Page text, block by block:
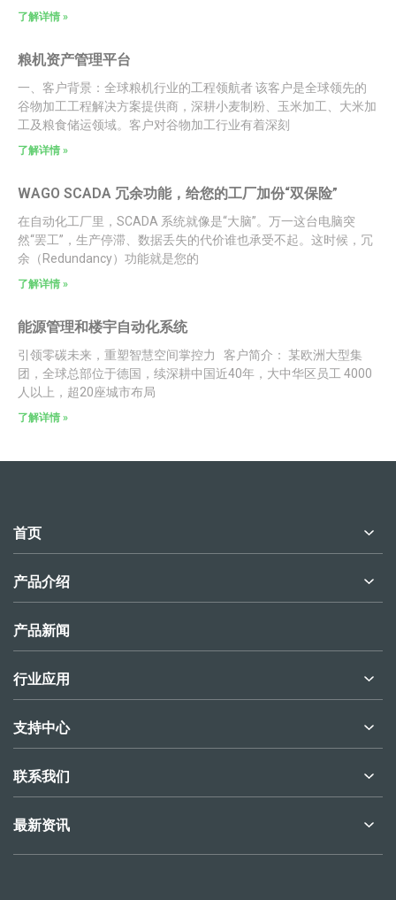
了解详情 »
粮机资产管理平台
一、客户背景：全球粮机行业的工程领航者 该客户是全球领先的
谷物加工工程解决方案提供商，深耕小麦制粉、玉米加工、大米加
工及粮食储运领域。客户对谷物加工行业有着深刻
了解详情 »
WAGO SCADA 冗余功能，给您的工厂加份“双保险”
在自动化工厂里，SCADA 系统就像是“大脑”。万一这台电脑突
然“罢工”，生产停滞、数据丢失的代价谁也承受不起。这时候，冗
余（Redundancy）功能就是您的
了解详情 »
能源管理和楼宇自动化系统
引领零碳未来，重塑智慧空间掌控力 客户简介： 某欧洲大型集
团，全球总部位于德国，续深耕中国近40年，大中华区员工 4000
人以上，超20座城市布局
了解详情 »
首页
产品介绍
产品新闻
行业应用
支持中心
联系我们
最新资讯